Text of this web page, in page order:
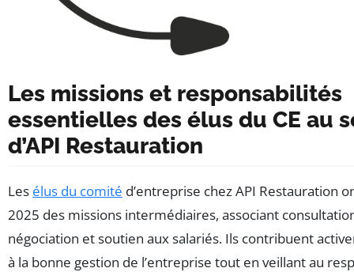
Les missions et responsabilités
essentielles des élus du CE au
d’API Restauration
Les élus du comité d’entreprise chez API Restauration
2025 des missions intermédiaires, associant
négociation et soutien aux salariés. Ils contribuent
à la bonne gestion de l’entreprise tout en veillant au